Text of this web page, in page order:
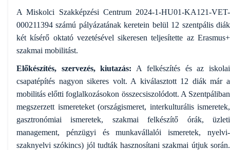
A Miskolci Szakképzési Centrum 2024-1-HU01-KA121-VET-
000211394 számú pályázatának keretein belül 12 szentpális diák
két kísérő oktató vezetésével sikeresen teljesítette az Erasmus+
szakmai mobilitást.
Előkészítés, szervezés, kiutazás: A felkészítés és az iskolai
csapatépítés nagyon sikeres volt. A kiválasztott 12 diák már a
mobilitás előtti foglalkozásokon összecsiszolódott. A Szentpáliban
megszerzett ismereteket (országismeret, interkulturális ismeretek,
gasztronómiai ismeretek, szakmai felkészítő órák, üzleti
management, pénzügyi és munkavállalói ismeretek, nyelvi-
szaknyelvi szókincs) jól tudták hasznosítani szakmai útjuk során.